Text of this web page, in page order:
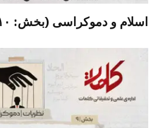
اسلام و دموکراسی (بخش: ۱۰)